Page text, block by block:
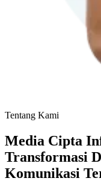
Tentang Kami
Media Cipta
Transformasi
Komunikasi